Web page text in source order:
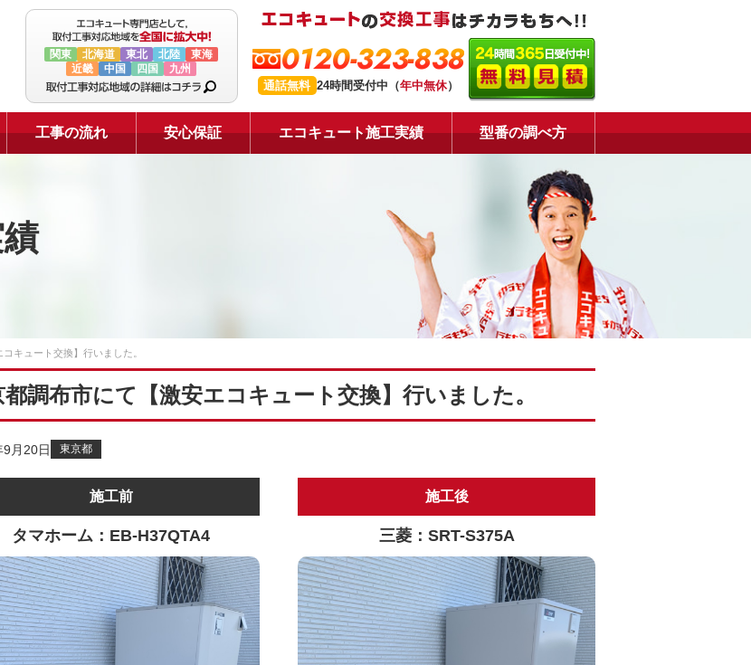
関東 北海道 東北 北陸
東海
近畿
中国 四国 九州 0120-323-838
通話無料 24時間受付中（年中無休）
工事の流れ 安心保証 エコキュート施工実績 型番の調べ方
キュート交換】行いました。
都調布市にて【激安エコキュート交換】行いました。
9月20日 東京都
施工前
タマホーム：EB-H37QTA4
施工後
三菱：SRT-S375A